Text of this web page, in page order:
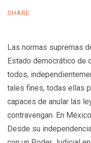
SHARE
Las normas supremas
Estado democrático de
todos,
tales fines, todas ellas
capaces de anular las
contravengan. En
Desde su